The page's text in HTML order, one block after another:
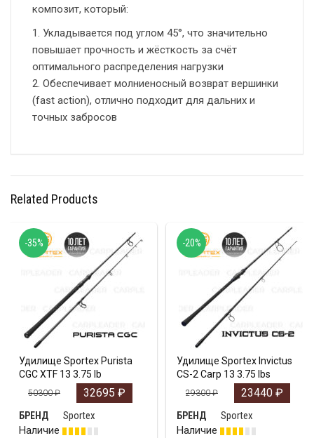
композит, который:
1. Укладывается под углом 45°, что значительно
повышает прочность и жёсткость за счёт
оптимального распределения нагрузки
2. Обеспечивает молниеносный возврат вершинки
(fast action), отлично подходит для дальних и
точных забросов
Related Products
Удилище Sportex Purista
CGC XTF 13 3.75 lb
50300₽ 32695 ₽
БРЕНД
Sportex
Наличие
-35%
Удилище Sportex Invictus
CS-2 Carp 13 3.75 lbs
29300₽ 23440 ₽
БРЕНД
Sportex
Наличие
-20%